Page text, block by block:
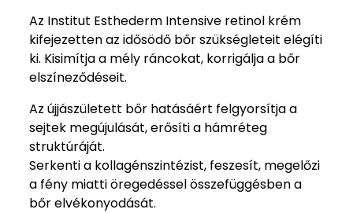
Az Institut Esthederm Intensive retinol krém
kifejezetten az idősödő bőr szükségleteit elégíti
ki. Kisimítja a mély ráncokat, korrigálja a bőr
elszíneződéseit.
Az újjászületett bőr hatásáért felgyorsítja a
sejtek megújulását, erősíti a hámréteg
struktúráját.
Serkenti a kollagénszintézist, feszesít, megelőzi
a fény miatti öregedéssel összefüggésben a
bőr elvékonyodását.